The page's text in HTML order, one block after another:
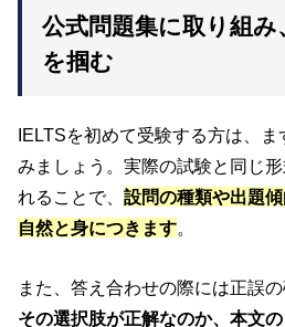
公式問題集に取り組
を掴む
IELTSを初めて受験する方は、
みましょう。実際の試験と同じ
れることで、設問の種類や出題
自然と身につきます。
また、答え合わせの際には正誤
その選択肢が正解なのか、本文